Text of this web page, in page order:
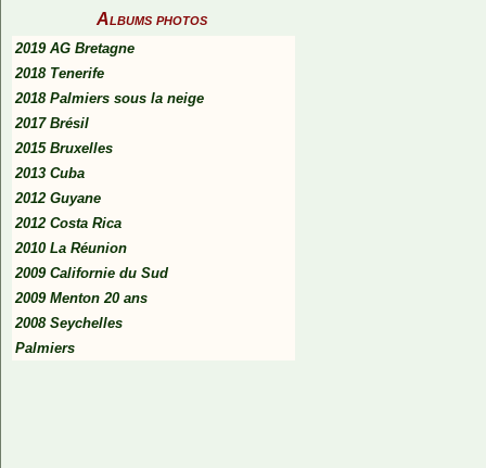
Albums photos
2019 AG Bretagne
2018 Tenerife
2018 Palmiers sous la neige
2017 Brésil
2015 Bruxelles
2013 Cuba
2012 Guyane
2012 Costa Rica
2010 La Réunion
2009 Californie du Sud
2009 Menton 20 ans
2008 Seychelles
Palmiers